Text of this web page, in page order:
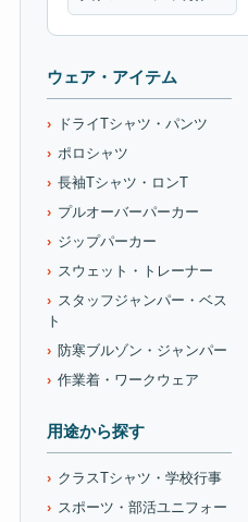
ウェア・アイテム
ドライTシャツ・パンツ
ポロシャツ
長袖Tシャツ・ロンT
プルオーバーパーカー
ジップパーカー
スウェット・トレーナー
スタッフジャンパー・ベス
ト
防寒ブルゾン・ジャンパー
作業着・ワークウェア
用途から探す
クラスTシャツ・学校行事
スポーツ・部活ユニフォー